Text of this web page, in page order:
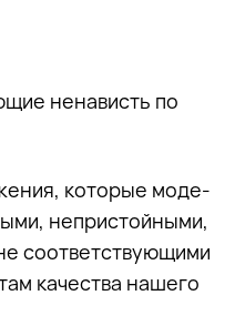
нена­висть по
ко­то­рые мо­де­
непри­стой­ны­ми,
со­от­вет­ству­ю­щи­ми
ка­че­ства на­ше­го